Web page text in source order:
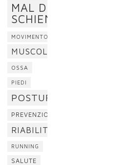
MAL DI
SCHIENA
MOVIMENTO
MUSCOLI
OSSA
PIEDI
POSTURA
PREVENZIONE
RIABILITAZIONE
RUNNING
SALUTE